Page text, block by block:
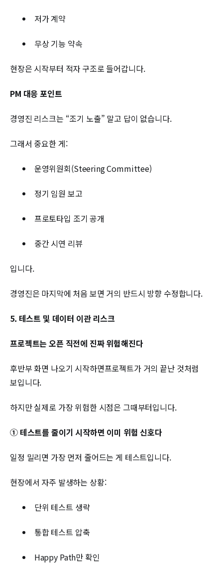
저가 계약
무상 기능 약속
현장은 시작부터 적자 구조로 들어갑니다.
PM 대응 포인트
경영진 리스크는 “조기 노출” 말고 답이 없습니다.
그래서 중요한 게:
운영위원회(Steering Committee)
정기 임원 보고
프로토타입 조기 공개
중간 시연 리뷰
입니다.
경영진은 마지막에 처음 보면 거의 반드시 방향 수정합니다.
5. 테스트 및 데이터 이관 리스크
프로젝트는 오픈 직전에 진짜 위험해진다
후반부 화면 나오기 시작하면프로젝트가 거의 끝난 것처럼
보입니다.
하지만 실제로 가장 위험한 시점은 그때부터입니다.
① 테스트를 줄이기 시작하면 이미 위험 신호다
일정 밀리면 가장 먼저 줄어드는 게 테스트입니다.
현장에서 자주 발생하는 상황:
단위 테스트 생략
통합 테스트 압축
Happy Path만 확인